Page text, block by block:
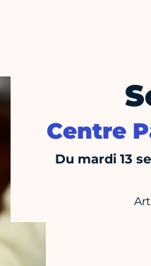
Centre
Du mardi 13